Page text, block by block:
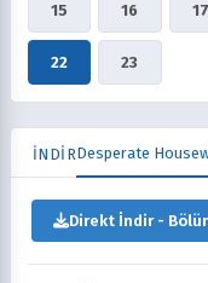
15 16 17
22 23
İNDİRDesperate
Direkt İndir -